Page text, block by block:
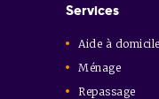
Services
Aide à domicile
Ménage
Repassage